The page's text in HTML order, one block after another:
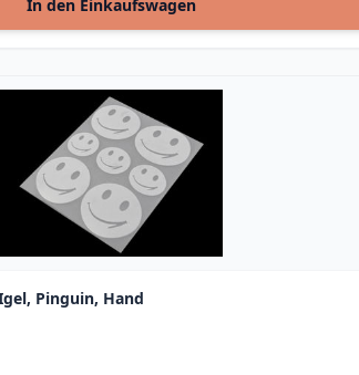
In den Einkaufswagen
Pinguin, Hand